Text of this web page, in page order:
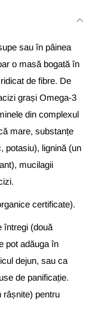
sau în pâinea
o masă bogată în
de fibre. De
grași Omega-3
din complexul
mare, substanțe
potasiu), lignină (un
mucilagii
certificate).
întregi (două
pot adăuga în
dejun, sau ca
de panificație.
râșnite) pentru